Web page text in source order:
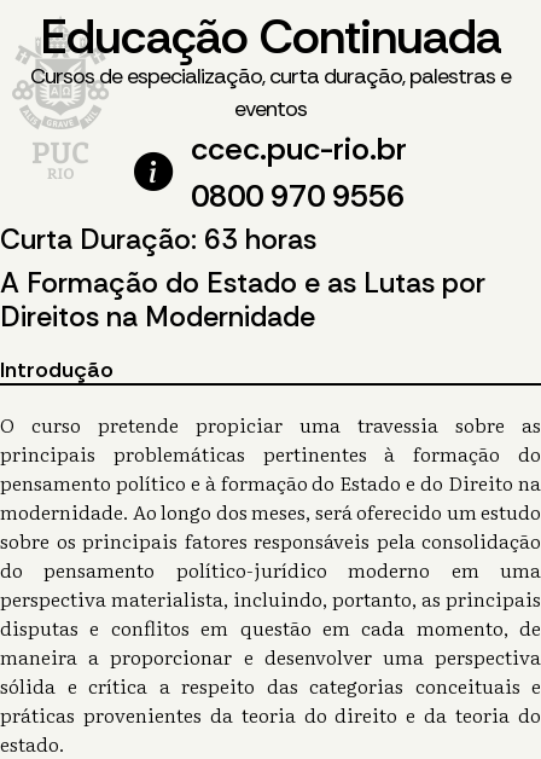
Educação Continuada
Cursos de especialização, curta duração, palestras e
eventos
ccec.puc-rio.br
0800 970 9556
Curta Duração: 63 horas
A Formação do Estado e as Lutas por
Direitos na Modernidade
Introdução
O curso pretende propiciar uma travessia sobre as
principais problemáticas pertinentes à formação do
pensamento político e à formação do Estado e do Direito na
modernidade. Ao longo dos meses, será oferecido um estudo
sobre os principais fatores responsáveis pela consolidação
do pensamento político-jurídico moderno em uma
perspectiva materialista, incluindo, portanto, as principais
disputas e conflitos em questão em cada momento, de
maneira a proporcionar e desenvolver uma perspectiva
sólida e crítica a respeito das categorias conceituais e
práticas provenientes da teoria do direito e da teoria do
estado.